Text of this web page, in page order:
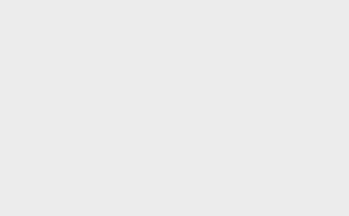
na sajtu su deo naše
647-81-86.